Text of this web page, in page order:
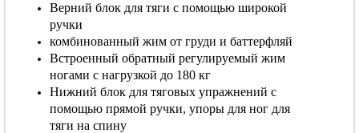
Верний блок для тяги с помощью широкой
ручки
комбинованный жим от груди и баттерфляй
Встроенный обратный регулируемый жим
ногами с нагрузкой до 180 кг
Нижний блок для тяговых упражнений с
помощью прямой ручки, упоры для ног для
тяги на спину